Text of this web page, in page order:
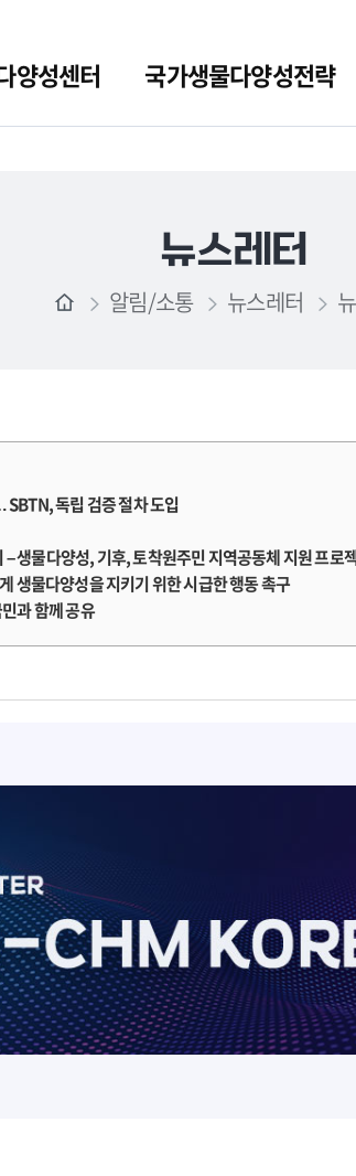
양성센터 국가생물다양성전략
뉴스레터
알림/소통 뉴스레터
SBTN, 독립 검증 절차 도입
생물다양성, 기후, 토착원주민 지역공동체 지원 프로
생물다양성을 지키기 위한 시급한 행동 촉구
과 함께 공유